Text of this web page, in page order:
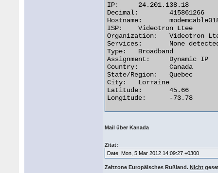
IP:	24.201.138.18
Decimal:	415861266
Hostname:	modemcable018.138-201-24.mc.videotron.ca
ISP:	Videotron Ltee
Organization:	Videotron Ltee
Services:	None detected
Type:	Broadband
Assignment:	Dynamic IP
Country:	Canada
State/Region:	Quebec
City:	Lorraine
Latitude:	45.66
Longitude:	-73.78
Mail über Kanada
Zitat:
Date: Mon, 5 Mar 2012 14:09:27 +0300
Zeitzone Europäisches Rußland.Nicht